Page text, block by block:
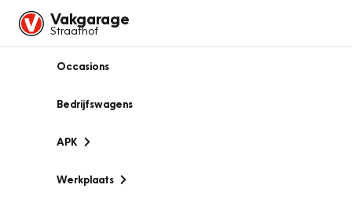
Vakgarage
Straathof
Occasions
Bedrijfswagens
APK
Werkplaats